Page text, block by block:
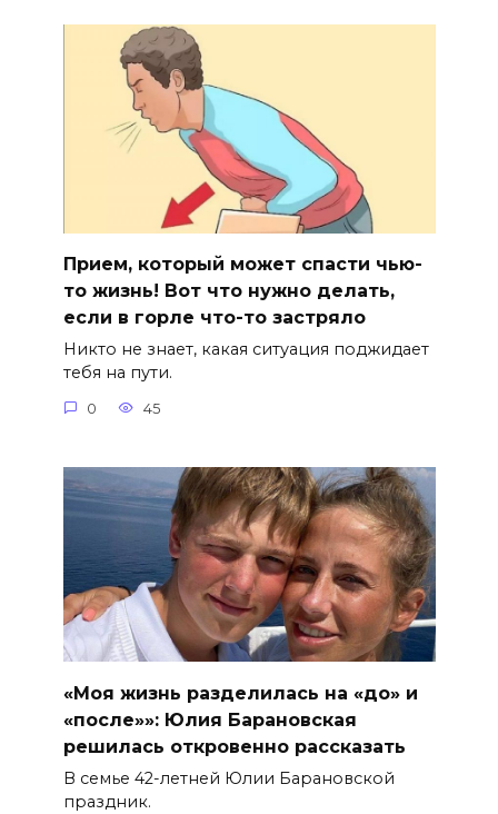
Прием, который может спасти чью-
то жизнь! Вот что нужно делать,
если в горле что-то застряло
Никто не знает, какая ситуация поджидает
тебя на пути.
0 45
«Моя жизнь разделилась на «до» и
«после»»: Юлия Барановская
решилась откровенно рассказать
В семье 42-летней Юлии Барановской
праздник.